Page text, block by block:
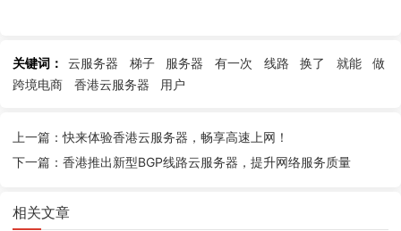
关键词： 云服务器 梯子 服务器 有一次 线路 换了 就能
做
跨境电商
香港云服务器 用户
上一篇：快来体验香港云服务器，畅享高速上网！
下一篇：香港推出新型BGP线路云服务器，提升网络服务质量
相关文章